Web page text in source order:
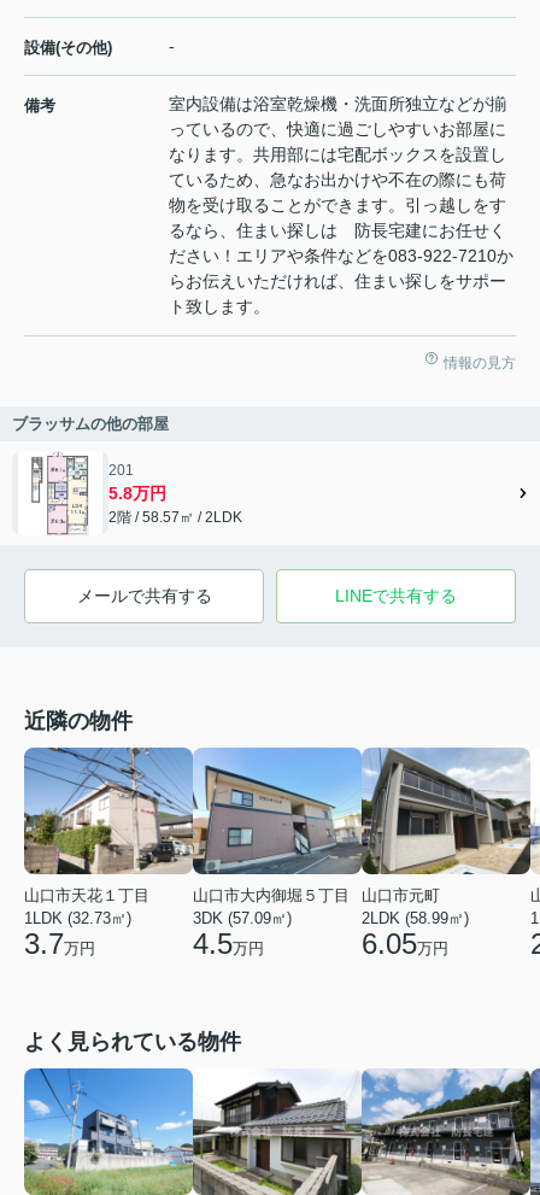
設備(その他) -
備考
室内設備は浴室乾燥機・洗面所独立などが揃
っているので、快適に過ごしやすいお部屋に
なります。共用部には宅配ボックスを設置し
ているため、急なお出かけや不在の際にも荷
物を受け取ることができます。引っ越しをす
るなら、住まい探しは 防長宅建にお任せく
ださい！エリアや条件などを083-922-7210か
らお伝えいただければ、住まい探しをサポー
ト致します。
情報の見方
ブラッサムの他の部屋
201
5.8万円
2階 / 58.57㎡ / 2LDK
メールで共有する LINEで共有する
近隣の物件
山口市天花１丁目
1LDK (32.73㎡)
3.7万円
山口市大内御堀５丁目
3DK (57.09㎡)
4.5万円
山口市元町
2LDK (58.99㎡)
6.05万円
よく見られている物件